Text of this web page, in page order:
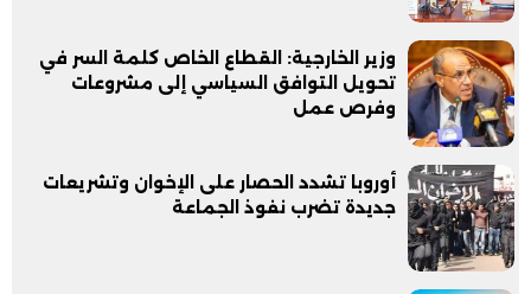
وزير الخارجية: القطاع الخاص كلمة السر في
تحويل التوافق السياسي إلى مشروعات
وفرص عمل
أوروبا تشدد الحصار على الإخوان وتشريعات
جديدة تضرب نفوذ الجماعة